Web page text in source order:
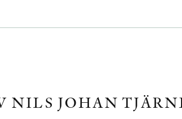
NILS JOHAN